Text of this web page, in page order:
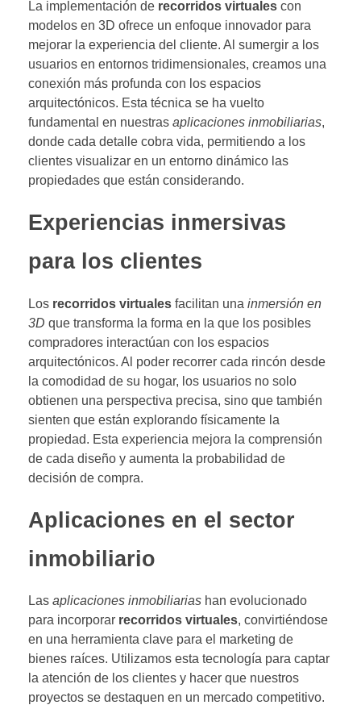
La implementación de recorridos virtuales con
modelos en 3D ofrece un enfoque innovador para
mejorar la experiencia del cliente. Al sumergir a los
usuarios en entornos tridimensionales, creamos una
conexión más profunda con los espacios
arquitectónicos. Esta técnica se ha vuelto
fundamental en nuestras aplicaciones inmobiliarias,
donde cada detalle cobra vida, permitiendo a los
clientes visualizar en un entorno dinámico las
propiedades que están considerando.
Experiencias inmersivas
para los clientes
Los recorridos virtuales facilitan una inmersión en
3D que transforma la forma en la que los posibles
compradores interactúan con los espacios
arquitectónicos. Al poder recorrer cada rincón desde
la comodidad de su hogar, los usuarios no solo
obtienen una perspectiva precisa, sino que también
sienten que están explorando físicamente la
propiedad. Esta experiencia mejora la comprensión
de cada diseño y aumenta la probabilidad de
decisión de compra.
Aplicaciones en el sector
inmobiliario
Las aplicaciones inmobiliarias han evolucionado
para incorporar recorridos virtuales, convirtiéndose
en una herramienta clave para el marketing de
bienes raíces. Utilizamos esta tecnología para captar
la atención de los clientes y hacer que nuestros
proyectos se destaquen en un mercado competitivo.